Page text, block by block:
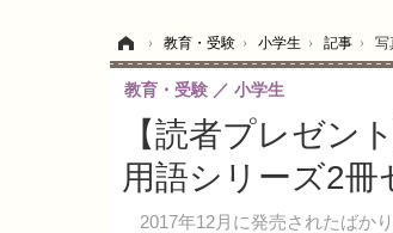
› 教育・受験 › 小学生 › 記事 › 写
【読者プレゼン
用語シリーズ2冊
2017年12月に発売されたばか
教育・受験 小学生